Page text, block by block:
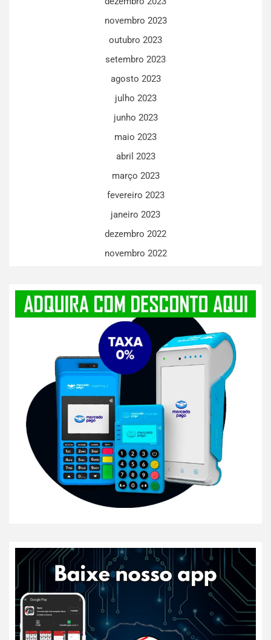
novembro 2023
outubro 2023
setembro 2023
agosto 2023
julho 2023
junho 2023
maio 2023
abril 2023
março 2023
fevereiro 2023
janeiro 2023
dezembro 2022
novembro 2022